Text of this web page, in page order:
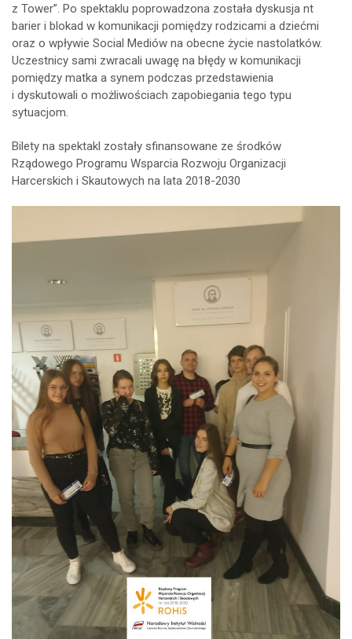
z Tower”. Po spektaklu poprowadzona została dyskusja nt
barier i blokad w komunikacji pomiędzy rodzicami a dziećmi
oraz o wpływie Social Mediów na obecne życie nastolatków.
Uczestnicy sami zwracali uwagę na błędy w komunikacji
pomiędzy matka a synem podczas przedstawienia
i dyskutowali o możliwościach zapobiegania tego typu
sytuacjom.
Bilety na spektakl zostały sfinansowane ze środków
Rządowego Programu Wsparcia Rozwoju Organizacji
Harcerskich i Skautowych na lata 2018-2030